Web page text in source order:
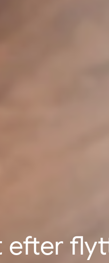
efter